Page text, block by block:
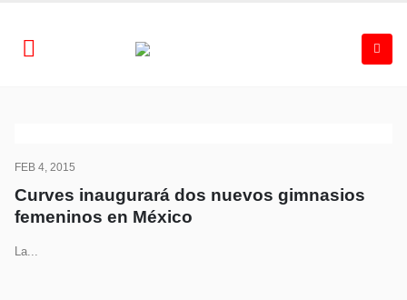
FEB 4, 2015
Curves inaugurará dos nuevos gimnasios
femeninos en México
La...